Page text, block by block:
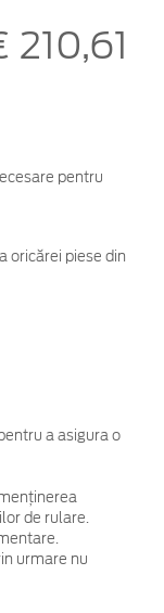
210,61
pentru
oricărei piese din
a asigura o
de rulare.
urmare nu